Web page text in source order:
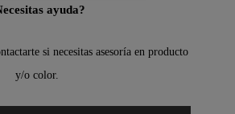
ayuda?
si necesitas asesoría en producto
y/o color.